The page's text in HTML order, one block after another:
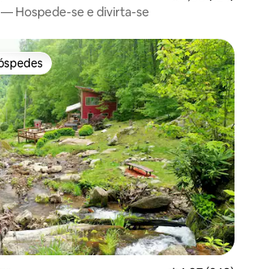
Hospede-se e divirta-se